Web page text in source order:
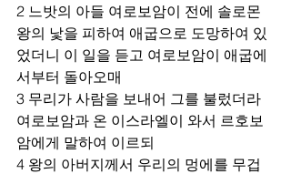
2 느밧의 아들 여로보암이 전에 솔로몬
왕의 낯을 피하여 애굽으로 도망하여 있
었더니 이 일을 듣고 여로보암이 애굽에
서부터 돌아오매
3 무리가 사람을 보내어 그를 불렀더라
여로보암과 온 이스라엘이 와서 르호보
암에게 말하여 이르되
4 왕의 아버지께서 우리의 멍에를 무겁